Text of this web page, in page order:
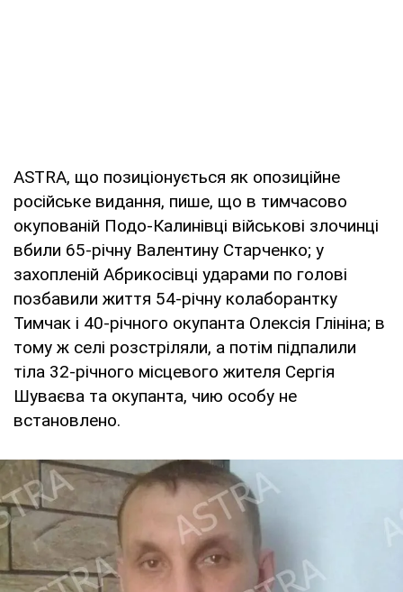
ASTRA, що позиціонується як опозиційне
російське видання, пише, що в тимчасово
окупованій Подо-Калинівці військові злочинці
вбили 65-річну Валентину Старченко; у
захопленій Абрикосівці ударами по голові
позбавили життя 54-річну колаборантку
Тимчак і 40-річного окупанта Олексія Глініна; в
тому ж селі розстріляли, а потім підпалили
тіла 32-річного місцевого жителя Сергія
Шуваєва та окупанта, чию особу не
встановлено.